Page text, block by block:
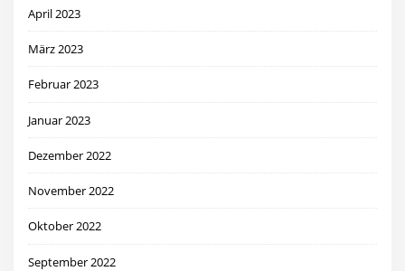
April 2023
März 2023
Februar 2023
Januar 2023
Dezember 2022
November 2022
Oktober 2022
September 2022